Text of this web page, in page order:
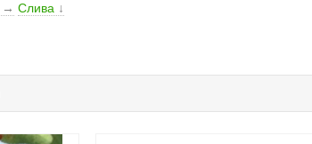
→ Слива ↓